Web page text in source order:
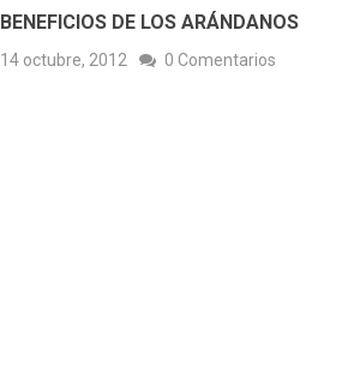
BENEFICIOS DE LOS ARÁNDANOS
14 octubre, 2012 0 Comentarios